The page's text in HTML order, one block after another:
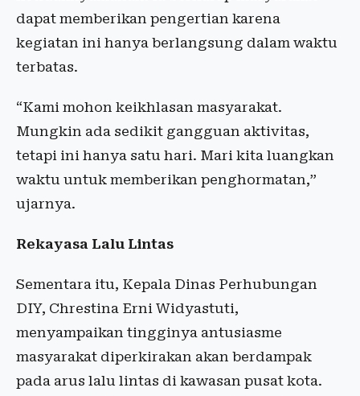
dapat memberikan pengertian karena
kegiatan ini hanya berlangsung dalam waktu
terbatas.
“Kami mohon keikhlasan masyarakat.
Mungkin ada sedikit gangguan aktivitas,
tetapi ini hanya satu hari. Mari kita luangkan
waktu untuk memberikan penghormatan,”
ujarnya.
Rekayasa Lalu Lintas
Sementara itu, Kepala Dinas Perhubungan
DIY, Chrestina Erni Widyastuti,
menyampaikan tingginya antusiasme
masyarakat diperkirakan akan berdampak
pada arus lalu lintas di kawasan pusat kota.